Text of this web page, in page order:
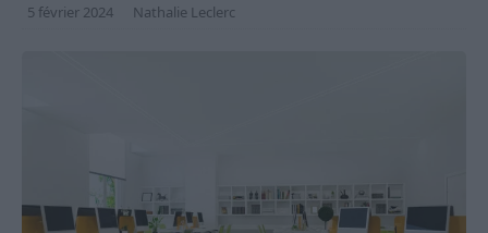
5 février 2024 Nathalie Leclerc